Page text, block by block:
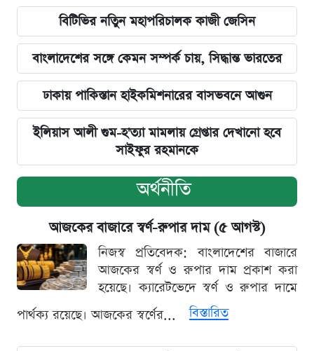
বিটিভির নতিুন মহাপরিচালক কাজী জেসিন
বাংলাদেশের সঙ্গে কেমন সম্পর্ক চায়, সিদ্ধান্ত ভারতের
ঢাকায় পাকিস্তান হাইকমিশনারের বাসভবনে আগুন
ইলিয়াস আলী গুম-হ'ত্যা মামলায় গ্রেপ্তার দেখানো হবে
সাইফুর রহমানকে
অর্থনীতি
আজকের বাজারে স্বর্ণ-রুপার দাম (৫ আগস্ট)
নিজস্ব প্রতিবেদক: বাংলাদেশের বাজারে
আজকের স্বর্ণ ও রুপার দাম প্রকাশ করা
হয়েছে। ক্যারেটভেদে স্বর্ণ ও রুপার দামে
পার্থক্য রয়েছে। আজকের স্বর্ণের...
বিস্তারিত